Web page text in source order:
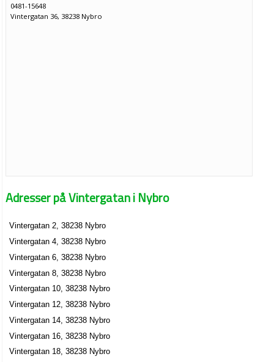
0481-15648
Vintergatan 36, 38238 Nybro
Adresser på Vintergatan i Nybro
Vintergatan 2, 38238 Nybro
Vintergatan 4, 38238 Nybro
Vintergatan 6, 38238 Nybro
Vintergatan 8, 38238 Nybro
Vintergatan 10, 38238 Nybro
Vintergatan 12, 38238 Nybro
Vintergatan 14, 38238 Nybro
Vintergatan 16, 38238 Nybro
Vintergatan 18, 38238 Nybro